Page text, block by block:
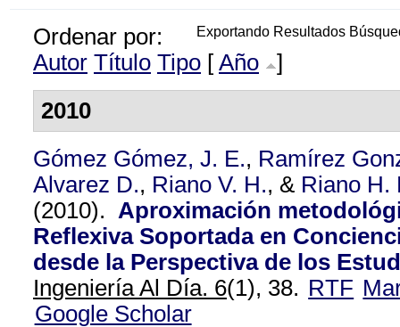
Exportando Resultados
Ordenar por:
Autor Título Tipo [ Año
]
2010
Gómez Gómez, J. E., Ramírez
Alvarez D., Riano V. H., & Riano H.
(2010). Aproximación
Reflexiva Soportada en
desde la Perspectiva de los
Ingeniería Al Día. 6(1), 38. RTF
Google Scholar